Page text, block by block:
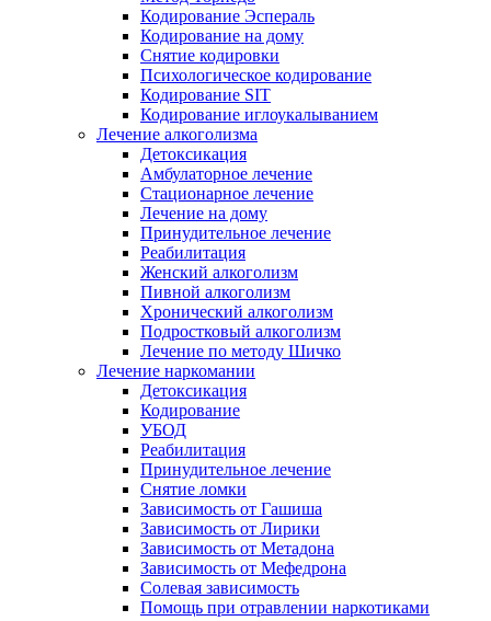
Кодирование Эспераль
Кодирование на дому
Снятие кодировки
Психологическое кодирование
Кодирование SIT
Кодирование иглоукалыванием
Лечение алкоголизма
Детоксикация
Амбулаторное лечение
Стационарное лечение
Лечение на дому
Принудительное лечение
Реабилитация
Женский алкоголизм
Пивной алкоголизм
Хронический алкоголизм
Подростковый алкоголизм
Лечение по методу Шичко
Лечение наркомании
Детоксикация
Кодирование
УБОД
Реабилитация
Принудительное лечение
Снятие ломки
Зависимость от Гашиша
Зависимость от Лирики
Зависимость от Метадона
Зависимость от Мефедрона
Солевая зависимость
Помощь при отравлении наркотиками